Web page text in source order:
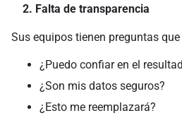
2. Falta de transparencia
Sus equipos tienen preguntas
¿Puedo confiar en el
¿Son mis datos seguros?
¿Esto me reemplazará?